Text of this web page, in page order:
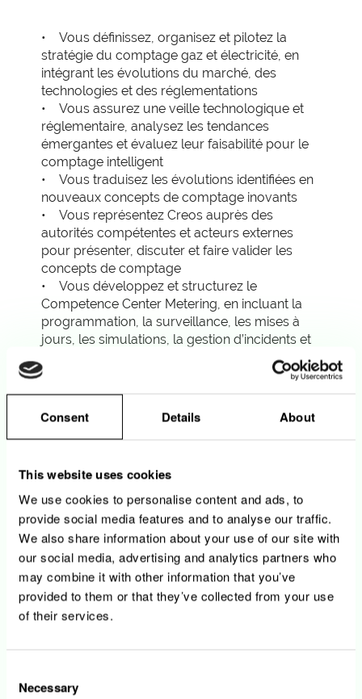
Consent Details About
This website uses cookies
We use cookies to personalise content and ads, to
provide social media features and to analyse our traffic.
We also share information about your use of our site with
our social media, advertising and analytics partners who
may combine it with other information that you’ve
provided to them or that they’ve collected from your use
of their services.
Selection
Necessary
• Vous définissez, organisez et pilotez la
stratégie du comptage gaz et électricité, en
intégrant les évolutions du marché, des
technologies et des réglementations
• Vous assurez une veille technologique et
réglementaire, analysez les tendances
émergantes et évaluez leur faisabilité pour le
comptage intelligent
• Vous traduisez les évolutions identifiées en
nouveaux concepts de comptage inovants
• Vous représentez Creos auprès des
autorités compétentes et acteurs externes
pour présenter, discuter et faire valider les
concepts de comptage
• Vous développez et structurez le
Competence Center Metering, en incluant la
programmation, la surveillance, les mises à
jours, les simulations, la gestion d’incidents et
• Vous définissez les orientations techniques
et stratégiques liées aux compteurs
BT/MT/HT, gaz, transformateurs de mesure
fournisseurs et contribuez à l’élaboration du
budget CAPEX de Metering Services
• Vous organisez et accompagnez
l’implémentation de nouvelles technologies
(hardware et software) ainsi que leur
intégration dans les environnements
techniques et informatiques et mettez en place
les formations nécessaires au personnel
• Vous supervisez la gouvernance du Master
Platform